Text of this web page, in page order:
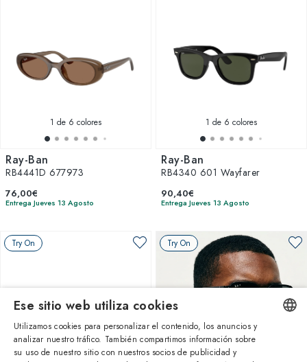
1 de 6 colores
Ray-Ban
RB4441D 677973
76,00€
Entrega Jueves 13 Agosto
1 de 6 colores
Ray-Ban
RB4340 601 Wayfarer
90,40€
Entrega Jueves 13 Agosto
Try On Try On
ENGLISH
Ese sitio web utiliza cookies
Utilizamos cookies para personalizar el contenido, los anuncios y
analizar nuestro tráfico. También compartimos información sobre
su uso de nuestro sitio con nuestros socios de publicidad y